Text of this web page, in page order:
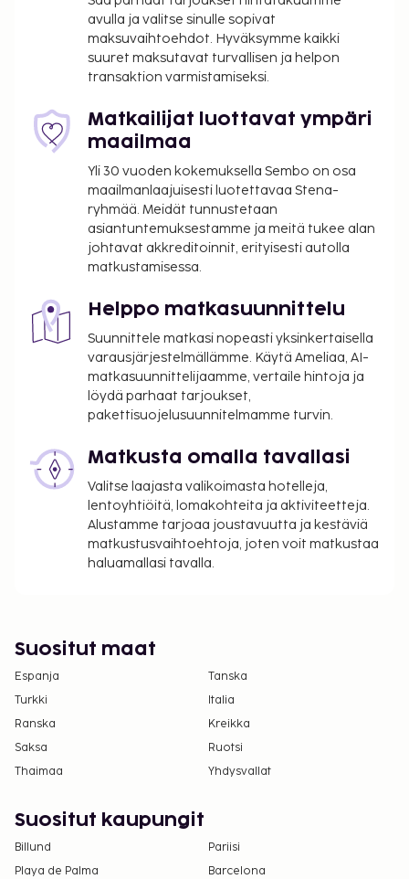
15 EUR per päivä
Myöhäinen uloskirjautuminen on saatavilla
lisämaksusta (saatavuuden mukaan)
Vauvansänky: 10.0 EUR per yö
Yllä oleva luettelo ei ehkä kata kaikkea. Maksut ja
takuumaksut eivät välttämättä sisällä veroja, ja ne
saattavat muuttua.
Kansallisten määräysten vuoksi käteismaksut
eivät voi ylittää 1000 EUR:n suuruista summaa
tässä majoituspaikassa. Saat lisätietoja asiasta
ottamalla yhteyttä majoituspaikkaan
Tämä hotelli: sopii LQBTQ+ -asiakkaille.
Majoituspaikassa on tarjolla
yhdistettäviä/vierekkäisiä huoneita, joiden
saatavuus on rajoitettua. Niitä voi pyytää
ottamalla yhteyttä majoituspaikkaan.
Yhteystiedot löytyvät varausvahvistuksesta.
maksutavoilla.
Kontaktiton uloskirjautuminen on saatavilla.
Tämä majoituspaikka toivottaa tervetulleiksi
kaikki asiakkaat seksuaaliseen
suuntautumiseen tai sukupuoli-identiteettiin
katsomatta (LGBTQ+ -ystävällinen).
avulla ja valitse sinulle sopivat
maksuvaihtoehdot. Hyväksymme kaikki
suuret maksutavat turvallisen ja helpon
transaktion varmistamiseksi.
Matkailijat luottavat ympäri
maailmaa
Yli 30 vuoden kokemuksella Sembo on osa
maailmanlaajuisesti luotettavaa Stena-
ryhmää. Meidät tunnustetaan
asiantuntemuksestamme ja meitä tukee alan
johtavat akkreditoinnit, erityisesti autolla
matkustamisessa.
Helppo matkasuunnittelu
Suunnittele matkasi nopeasti yksinkertaisella
varausjärjestelmällämme. Käytä Ameliaa, AI-
matkasuunnittelijaamme, vertaile hintoja ja
löydä parhaat tarjoukset,
pakettisuojelusuunnitelmamme turvin.
Matkusta omalla tavallasi
Valitse laajasta valikoimasta hotelleja,
lentoyhtiöitä, lomakohteita ja aktiviteetteja.
Alustamme tarjoaa joustavuutta ja kestäviä
matkustusvaihtoehtoja, joten voit matkustaa
haluamallasi tavalla.
Suositut maat
Espanja
Tanska
Turkki
Italia
Ranska
Kreikka
Saksa
Ruotsi
Thaimaa
Yhdysvallat
Suositut kaupungit
Billund
Pariisi
Playa de Palma
Barcelona